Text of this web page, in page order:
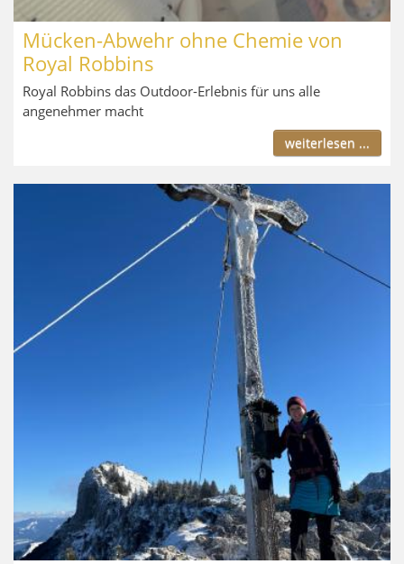
Mücken-Abwehr ohne Chemie von
Royal Robbins
Royal Robbins das Outdoor-Erlebnis für uns alle
angenehmer macht
weiterlesen ...